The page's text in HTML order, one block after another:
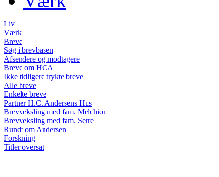
Liv
Værk
Breve
Søg i brevbasen
Afsendere og modtagere
Breve om HCA
Ikke tidligere trykte breve
Alle breve
Enkelte breve
Partner H.C. Andersens Hus
Brevveksling med fam. Melchior
Brevveksling med fam. Serre
Rundt om Andersen
Forskning
Titler oversat